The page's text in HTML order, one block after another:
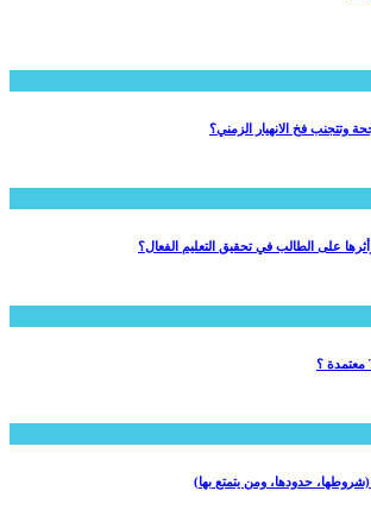
وتتجنب فخ الانهيار الزمني؟
على الطالب في تحقيق التعليم الفعال؟
حدودها، ومن يتمتع بها)